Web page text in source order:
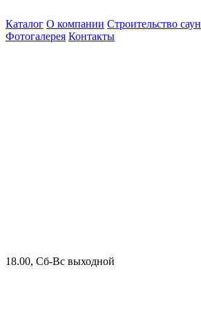
Каталог О компании Строительство саун
Фотогалерея Контакты
18.00, Сб-Вс выходной